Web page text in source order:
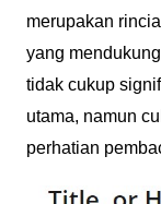
merupakan
yang
tidak cukup
utama, namun
perhatian